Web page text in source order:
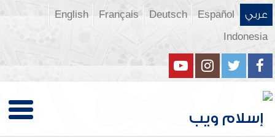
عربي Español
Deutsch
Français
English
Indonesia